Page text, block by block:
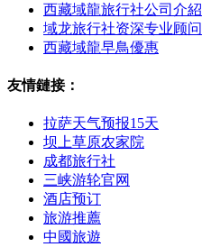
西藏域龍旅行社公司介紹
域龙旅行社资深专业顾问
西藏域龍早鳥優惠
友情鏈接：
拉萨天气预报15天
坝上草原农家院
成都旅行社
三峡游轮官网
酒店预订
旅游推薦
中國旅遊